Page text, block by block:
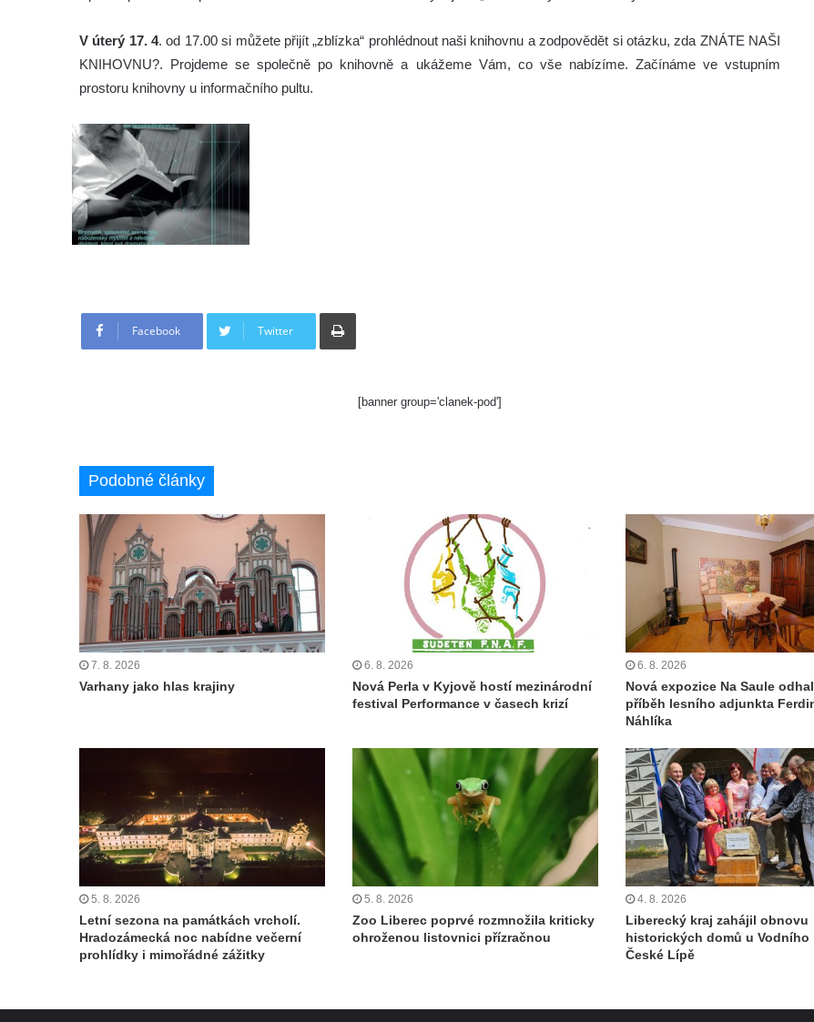
V úterý 17. 4. od 17.00 si můžete přijít „zblízka“ prohlédnout naši knihovnu a zodpovědět si otázku, zda ZNÁTE NAŠI
KNIHOVNU?. Projdeme se společně po knihovně a ukážeme Vám, co vše nabízíme. Začínáme ve vstupním
prostoru knihovny u informačního pultu.
Facebook Twitter
Tisknout
[banner group='clanek-pod']
Podobné články
7. 8. 2026
Varhany jako hlas krajiny
6. 8. 2026
Nová Perla v Kyjově hostí mezinárodní
festival Performance v časech krizí
6. 8. 2026
Nová expozice Na Saule
příběh lesního adjunkta
Náhlíka
5. 8. 2026
Letní sezona na památkách vrcholí.
Hradozámecká noc nabídne večerní
prohlídky i mimořádné zážitky
5. 8. 2026
Zoo Liberec poprvé rozmnožila kriticky
ohroženou listovnici přízračnou
4. 8. 2026
Liberecký kraj zahájil obnovu
historických domů u Vodního
České Lípě